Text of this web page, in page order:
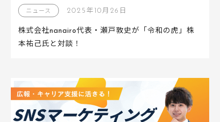
ニュース 2025年10月26日
株式会社nanairo代表・瀬戸敦史が「令和の虎」株
本祐己氏と対談！